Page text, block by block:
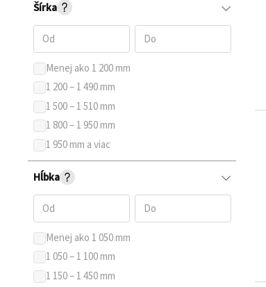
Šírka
Menej ako 1 200 mm
1 200 – 1 490 mm
1 500 – 1 510 mm
1 800 – 1 950 mm
1 950 mm a viac
Hĺbka
Menej ako 1 050 mm
1 050 – 1 100 mm
1 150 – 1 450 mm